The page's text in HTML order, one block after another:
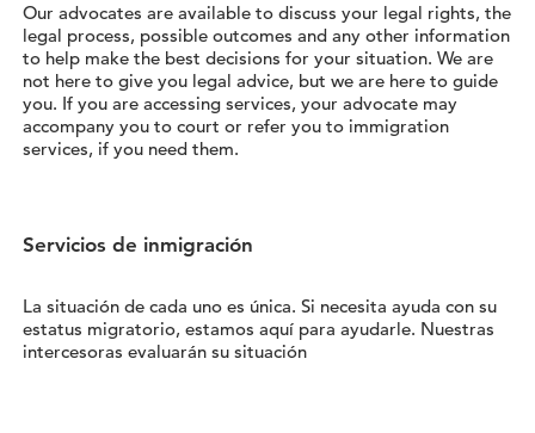
Our advocates are available to discuss your legal rights, the
legal process, possible outcomes and any other information
to help make the best decisions for your situation. We are
not here to give you legal advice, but we are here to guide
you. If you are accessing services, your advocate may
accompany you to court or refer you to immigration
services, if you need them.
Servicios de inmigración
La situación de cada uno es única. Si necesita ayuda con su
estatus migratorio, estamos aquí para ayudarle. Nuestras
intercesoras evaluarán su situación